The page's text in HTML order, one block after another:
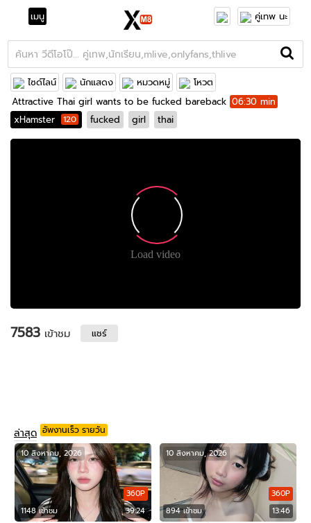
เมนู คู่เทพ นะ
ไซด์ไลน์ นักแสดง หมวดหมู่
โหวต
Attractive Thai girl wants to be fucked bareback 06:30 min
xHamster
120 fucked girl thai
7583 เข้าชม แชร์
ล่าสุด อัพงานเร็ว รายวัน
1148 เข้าชม 39:24
360P
10 สิงหาคม, 2026
894 เข้าชม 13:46
360P
10 สิงหาคม, 2026